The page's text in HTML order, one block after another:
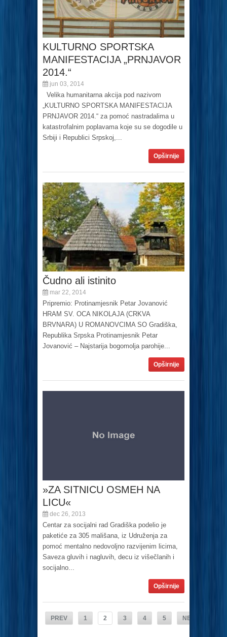
KULTURNO SPORTSKA
MANIFESTACIJA „PRNJAVOR
2014.“
jun 03, 2014
Velika humanitarna akcija pod nazivom
„KULTURNO SPORTSKA MANIFESTACIJA
PRNJAVOR 2014.“ za pomoć nastradalima u
katastrofalnim poplavama koje su se dogodile u
Srbiji i Republici Srpskoj,...
Opširnije
Čudno ali istinito
mar 22, 2014
Pripremio: Protinamjesnik Petar Jovanović
HRAM SV. OCA NIKOLAJA (CRKVA
BRVNARA) U ROMANOVCIMA SO Gradiška,
Republika Srpska Protinamjesnik Petar
Jovanović – Najstarija bogomolja parohije...
Opširnije
»ZA SITNICU OSMEH NA
LICU«
dec 26, 2013
Centar za socijalni rad Gradiška podelio je
paketiće za 305 mališana, iz Udruženja za
pomoć mentalno nedovoljno razvijenim licima,
Saveza gluvih i nagluvih, decu iz višečlanih i
socijalno...
Opširnije
PREV 1 2 3 4 5 NEXT